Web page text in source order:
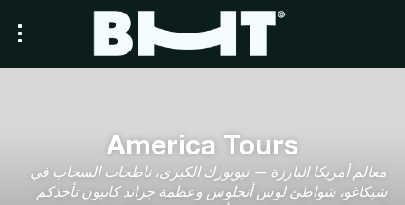
America Tours
معالم أمريكا البارزة — نيويورك الكبرى، ناطحات السحاب في
شيكاغو، شواطئ لوس أنجلوس وعظمة جراند كانيون تأخذكم